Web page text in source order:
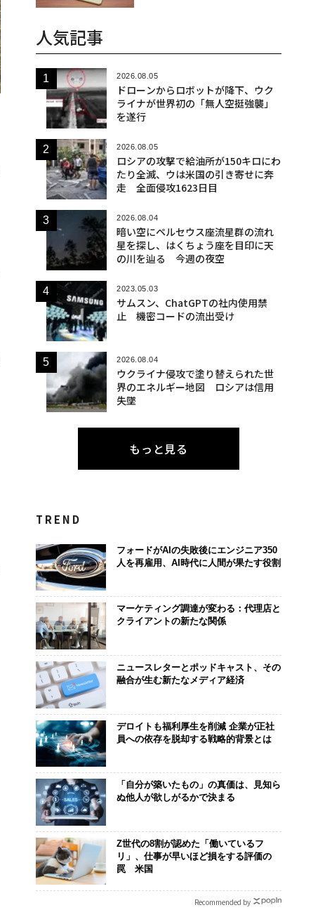
人気記事
2026.08.05
ドローンからロボットが降下、ウク
ライナが世界初の「無人空挺強襲」
を遂行
2026.08.05
ロシアの攻撃で給油所が150キロにわ
たり全滅、ウは米国の引き寄せに奔
走 全面侵攻1623日目
2026.08.04
暗い空にペルセウス座流星群の流れ
星を探し、はくちょう座を目印に天
の川を辿る 今週の夜空
2023.05.03
サムスン、ChatGPTの社内使用禁
止 機密コードの流出受け
2026.08.04
ウクライナ侵攻で塗り替えられた世
界のエネルギー地図 ロシアは信用
失墜
もっと見る
TREND
フォードがAIの失敗後にエンジニア350
人を再雇用、AI時代に人間が果たす役割
マーケティング調達が変わる：代理店と
クライアントの新たな関係
ニュースレターとポッドキャスト、その
融合が生む新たなメディア経済
デロイトも福利厚生を削減 企業が正社
員への依存を脱却する戦略的背景とは
「自分が築いたもの」の真価は、見知ら
ぬ他人が欲しがるかで決まる
Z世代の8割が認めた「働いているフ
リ」、仕事が早いほど損をする評価の
罠 米国
Recommended by